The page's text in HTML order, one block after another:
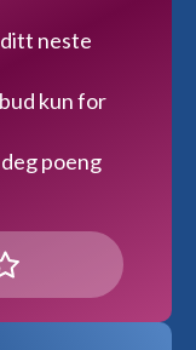
neste
kun for
poeng